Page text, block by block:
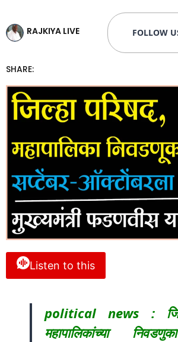
RAJKIYA LIVE FOLLOW
SHARE:
Listen to this
political news :
महापालिकांच्या